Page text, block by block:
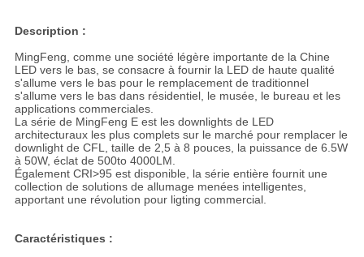
Description :
MingFeng, comme une société légère importante de la Chine
LED vers le bas, se consacre à fournir la LED de haute qualité
s'allume vers le bas pour le remplacement de traditionnel
s'allume vers le bas dans résidentiel, le musée, le bureau et les
applications commerciales.
La série de MingFeng E est les downlights de LED
architecturaux les plus complets sur le marché pour remplacer le
downlight de CFL, taille de 2,5 à 8 pouces, la puissance de 6.5W
à 50W, éclat de 500to 4000LM.
Également CRI>95 est disponible, la série entière fournit une
collection de solutions de allumage menées intelligentes,
apportant une révolution pour ligting commercial.
Caractéristiques :